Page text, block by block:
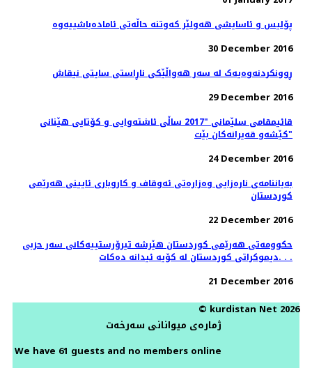
پۆلیس و ئاسایشی هەولێر كەوتنە حاڵەتی ئامادەباشییەوە
30 December 2016
ڕوونکردنەوەیەک لە سەر هەواڵێکی ناڕاستی سایتی نیقاش
29 December 2016
قائیمقامی سلێمانی "2017 ساڵی ئاشته‌وایی و كۆتایی هێنانی
كێشه‌و قه‌یرانه‌كان بێت"
24 December 2016
بەیاننامەی نارەزایی وەزارەتی ئەوقاف و كاروباری ئایینی هەرێمی
كوردستان
22 December 2016
حكوومه‌تى هه‌رێمى كوردستان هێرشە تیرۆرستییه‌کانی سەر حزبی
دیموکراتی کوردستان لە کۆیە ئیدانە دەكات. . .
21 December 2016
© kurdistan Net 2026
ژمارەی میوانانی سەرخەت
We have 61 guests and no members online